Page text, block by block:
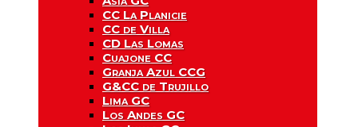
CC La Planicie
CC de Villa
CD Las Lomas
Cuajone CC
Granja Azul CCG
G&CC de Trujillo
Lima GC
Los Andes GC